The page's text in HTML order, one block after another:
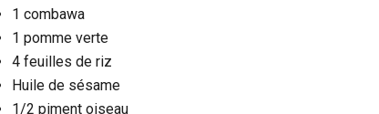
1 combawa
1 pomme verte
4 feuilles de riz
Huile de sésame
1/2 piment oiseau